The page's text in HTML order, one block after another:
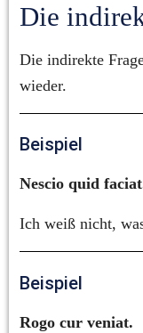
Die
Die indirekte
wieder.
Beispiel
Nescio quid
Ich weiß nicht,
Beispiel
Rogo cur veniat.